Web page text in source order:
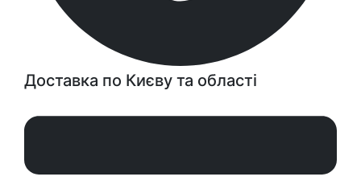
Доставка по Києву та області